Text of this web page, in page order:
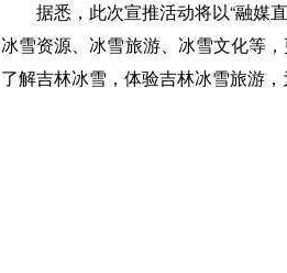
据悉，此次宣推活动将以“融媒
冰雪资源、冰雪旅游、冰雪文化等
了解吉林冰雪，体验吉林冰雪旅游